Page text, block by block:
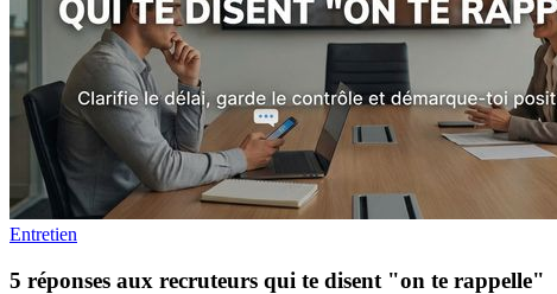
Entretien
5 réponses aux recruteurs qui te disent "on te rappelle"